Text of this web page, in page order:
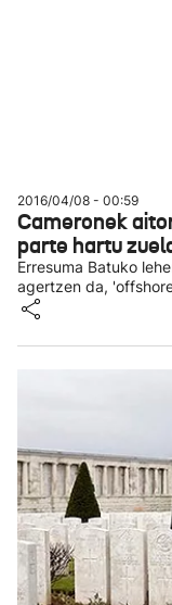
2016/04/08 - 00:59
Cameronek
parte hartu
Erresuma Batuko
agertzen da,